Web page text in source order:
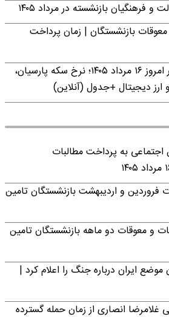
فرهنگیان بازنشسته در مرداد ۱۴۰۵
بازنشستگان | زمان پرداخت
تازه ترین قیمت طلا و دلار امروز ۱۶ مرداد ۱۴۰۵؛ نرخ سکه پارسیان،
به پرداخت مطالبات
فروردین و اردیبهشت بازنشستگان تامین
و معوقات دو ماهه بازنشستگان تامین
ایران درباره جنگ را اعلام کرد |
انصاری از زمان حمله گسترده